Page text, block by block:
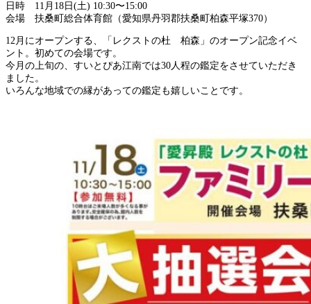
日時 11月18日(土) 10:30〜15:00
会場 扶桑町総合体育館（愛知県丹羽郡扶桑町柏森平塚370）
12月にオープンする、「レクストの杜 柏森」のオープン記念イベ
ント。初めての会場です。
今月の上旬の、すいとぴあ江南では30人程の鑑定をさせていただき
ました。
いろんな地域での縁があっての鑑定も嬉しいことです。